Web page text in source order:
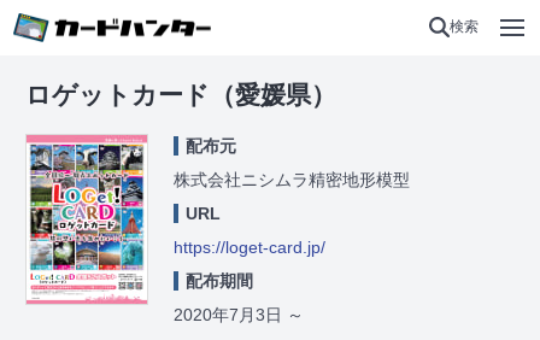
検索
ロゲットカード（愛媛県）
配布元
株式会社ニシムラ精密地形模型
URL
https://loget-card.jp/
配布期間
2020年7月3日 ～